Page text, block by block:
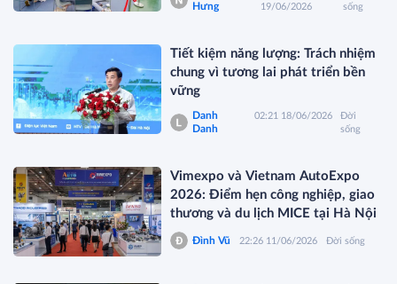
Hưng
19/06/2026
sống
Tiết kiệm năng lượng: Trách nhiệm
chung vì tương lai phát triển bền
vững
Danh
Danh
02:21 18/06/2026
Đời
sống
Vimexpo và Vietnam AutoExpo
2026: Điểm hẹn công nghiệp, giao
thương và du lịch MICE tại Hà Nội
Đình Vũ 22:26 11/06/2026 Đời sống